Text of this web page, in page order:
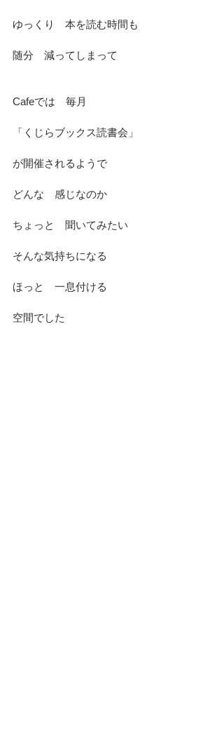
ゆっくり　本を読む時間も
随分　減ってしまって
Cafeでは　毎月
「くじらブックス読書会」
が開催されるようで
どんな　感じなのか
ちょっと　聞いてみたい
そんな気持ちになる
ほっと　一息付ける
空間でした